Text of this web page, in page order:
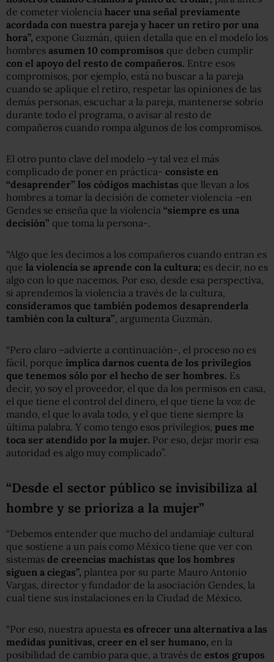
de cometer violencia hacer una señal previamente
acordada con nuestra pareja y hacer un retiro por una
hora”, expone Guzmán, quien detalla que en el modelo los
hombres asumen 10 compromisos que deben cumplir
con el apoyo del resto de compañeros. Entre esos
compromisos, por ejemplo, está no buscar a la pareja
cuando se aplique el retiro, respetar las opiniones de las
demás personas, escuchar a la pareja, mantenerse sobrio
durante todo el programa, o avisar al resto de
compañeros cuando rompa algunos de los compromisos.
El otro punto clave del modelo –y tal vez el más
complicado de poner en práctica- consiste en
“desaprender” los códigos machistas que llevan a los
hombres a tomar la decisión de cometer violencia –en
Gendes se enseña que la violencia “siempre es una
decisión” que toma la persona-.
“Algo que les decimos a los compañeros cuando entran es
que la violencia se aprende con la cultura; es decir, no es
algo con lo que nacemos. Por eso, desde esa perspectiva,
si aprendemos la violencia a través de la cultura,
consideramos que también podemos desaprenderla
también con la cultura” , argumenta Guzmán.
“Pero claro –advierte a continuación-, el proceso no es
fácil, porque implica darnos cuenta de los privilegios
que tenemos sólo por el hecho de ser hombres. Es
decir, yo soy el proveedor, el que da los permisos en casa,
el que tiene el control del dinero, el que tiene la voz de
mando, el que lo avala todo, y el que tiene siempre la
última palabra. Y como tengo esos privilegios, pues me
toca ser atendido por la mujer. Por eso, dejar morir esa
autoridad es algo muy complicado”.
“Desde el sector público se invisibiliza al
hombre y se prioriza a la mujer”
“Debemos entender que mucho del andamiaje cultural
que sostiene a un país como México tiene que ver con
sistemas de creencias machistas que los hombres
siguen a ciegas”, plantea por su parte Mauro Antonio
Vargas, director y fundador de la asociación Gendes, la
cual tiene sus instalaciones en la Ciudad de México.
“Por eso, nuestra apuesta es ofrecer una alternativa a las
medidas punitivas, creer en el ser humano, en la
posibilidad de cambio para que, a través de estos grupos